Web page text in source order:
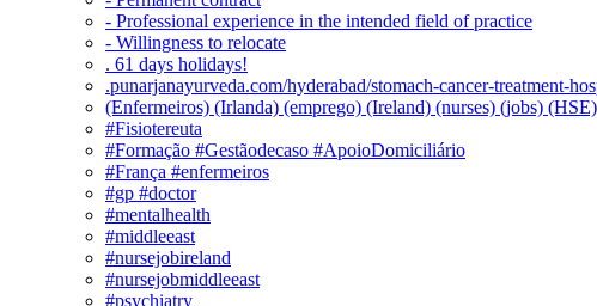
- Professional experience in the intended field of practice
- Willingness to relocate
. 61 days holidays!
.punarjanayurveda.com/hyderabad/stomach-cancer-treatment-
(Enfermeiros) (Irlanda) (emprego) (Ireland) (nurses) (jobs) (HSE)
#Fisiotereuta
#Formação #Gestãodecaso #ApoioDomiciliário
#França #enfermeiros
#gp #doctor
#mentalhealth
#middleeast
#nursejobireland
#nursejobmiddleeast
#psychiatry